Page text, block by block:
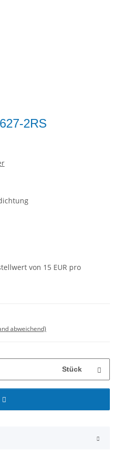
2RS
von 15 EUR pro
abweichend)
Stück